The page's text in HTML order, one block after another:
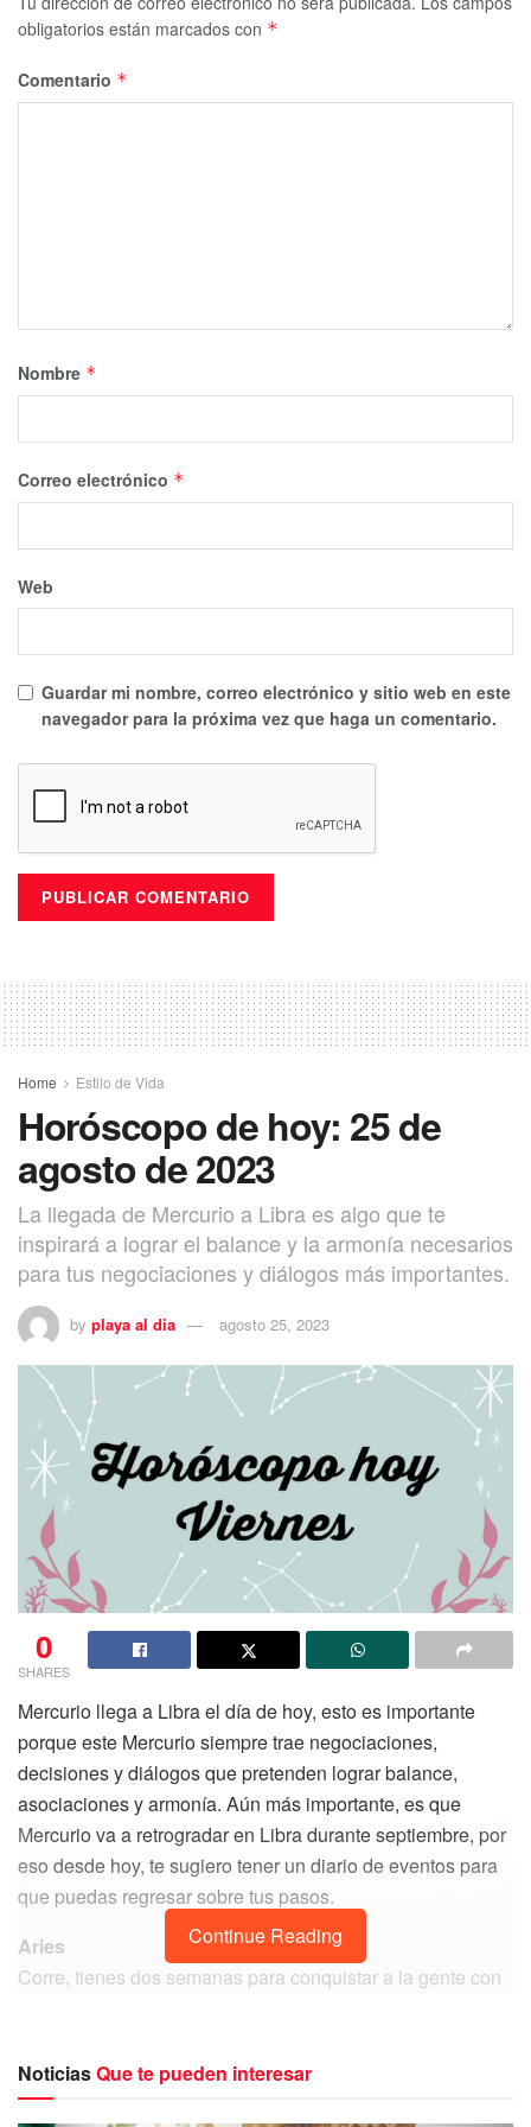
obligatorios están marcados con *
Comentario *
Nombre *
Correo electrónico *
Web
Guardar mi nombre, correo electrónico y sitio web en este
navegador para la próxima vez que haga un comentario.
Home Estilo de Vida
Horóscopo de hoy: 25 de
agosto de 2023
La llegada de Mercurio a Libra es algo que te
inspirará a lograr el balance y la armonía necesarios
para tus negociaciones y diálogos más importantes.
by playa al dia agosto 25, 2023
0
SHARES
Mercurio llega a Libra el día de hoy, esto es importante
porque este Mercurio siempre trae negociaciones,
decisiones y diálogos que pretenden lograr balance,
asociaciones y armonía. Aún más importante, es que
Mercurio va a retrogradar en Libra durante septiembre, por
eso desde hoy, te sugiero tener un diario de eventos para
que puedas regresar sobre tus pasos.
Aries
Corre, tienes dos semanas para conquistar a la gente con
verdaderamente te sientes cómoda, vas a querer ser el
centro de atención. Saberte escuchada, observada y por
Continue Reading
NoticiasQue te pueden interesar